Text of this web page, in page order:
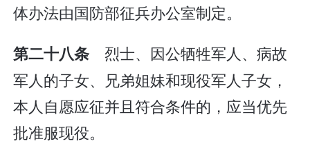
体办法由国防部征兵办公室制定。
第二十八条 烈士、因公牺牲军人、病故
军人的子女、兄弟姐妹和现役军人子女，
本人自愿应征并且符合条件的，应当优先
批准服现役。